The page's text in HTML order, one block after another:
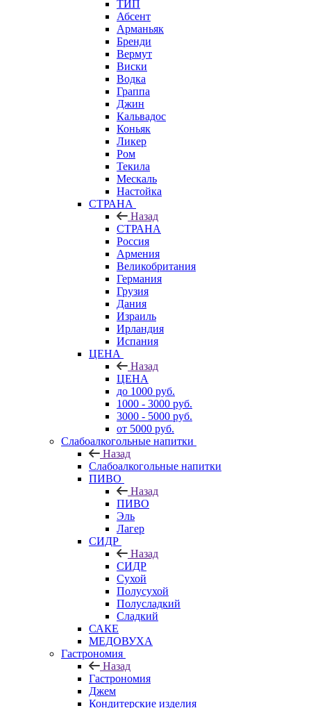
ТИП
Абсент
Арманьяк
Бренди
Вермут
Виски
Водка
Граппа
Джин
Кальвадос
Коньяк
Ликер
Ром
Текила
Мескаль
Настойка
СТРАНА
Назад
СТРАНА
Россия
Армения
Великобритания
Германия
Грузия
Дания
Израиль
Ирландия
Испания
ЦЕНА
Назад
ЦЕНА
до 1000 руб.
1000 - 3000 руб.
3000 - 5000 руб.
от 5000 руб.
Слабоалкогольные напитки
Назад
Слабоалкогольные напитки
ПИВО
Назад
ПИВО
Эль
Лагер
СИДР
Назад
СИДР
Сухой
Полусухой
Полусладкий
Сладкий
САКЕ
МЕДОВУХА
Гастрономия
Назад
Гастрономия
Джем
Кондитерские изделия